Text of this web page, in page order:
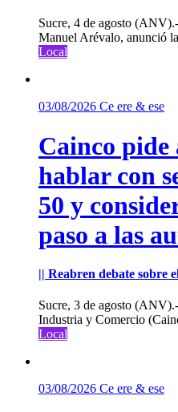
Sucre, 4 de agosto
Manuel Arévalo, anunció
Local
03/08/2026 Ce ere & ese
Cainco pide
hablar con
50 y
paso a las
|| Reabren debate sobre
Sucre, 3 de agosto
Industria y Comercio
Local
03/08/2026 Ce ere & ese